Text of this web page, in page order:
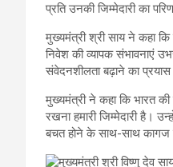
प्रति उनकी जिम्मेदारी का
मुख्यमंत्री श्री साय ने कहा
निवेश की व्यापक संभावनाएं
संवेदनशीलता बढ़ाने का प्रयास
मुख्यमंत्री ने कहा कि भारत की
रखना हमारी जिम्मेदारी है।
बचत होने के साथ-साथ